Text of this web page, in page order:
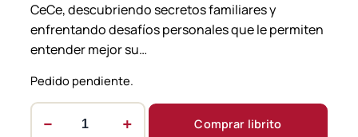
CeCe, descubriendo secretos familiares y
enfrentando desafíos personales que le permiten
entender mejor su…
Pedido pendiente.
− + Comprar librito